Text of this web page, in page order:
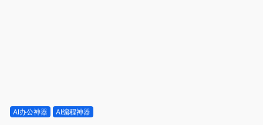
AI办公神器 AI编程神器